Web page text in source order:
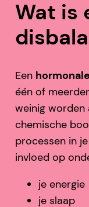
Wat is
Een
één of
weinig worden
chemische
processen in
invloed op
je energie
je slaap